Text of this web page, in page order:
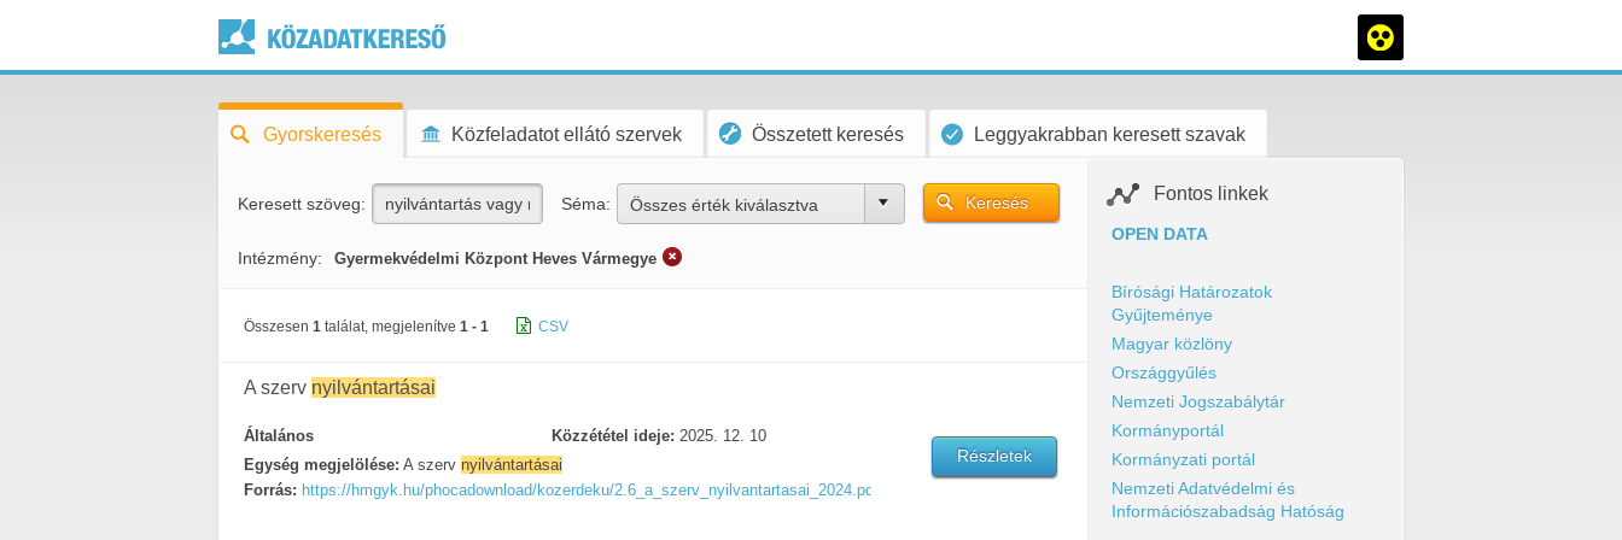
Gyorskeresés Közfeladatot ellátó szervek Összetett keresés Leggyakrabban keresett szavak
Keresett szöveg: Séma: Összes érték kiválasztva Keresés
Intézmény: Gyermekvédelmi Központ Heves Vármegye
Összesen 1 találat, megjelenítve 1 - 1 CSV
Részletek
A szerv nyilvántartásai
Általános Közzététel ideje: 2025. 12. 10
Egység megjelölése: A szerv nyilvántartásai
Forrás: https://hmgyk.hu/phocadownload/kozerdeku/2.6_a_szerv_nyilvantartasai_2024.pdf
Fontos linkek
OPEN DATA
Bírósági Határozatok
Gyűjteménye
Magyar közlöny
Országgyűlés
Nemzeti Jogszabálytár
Kormányportál
Kormányzati portál
Nemzeti Adatvédelmi és
Információszabadság Hatóság